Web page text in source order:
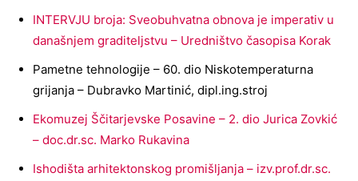
INTERVJU broja: Sveobuhvatna obnova je imperativ u
današnjem graditeljstvu – Uredništvo časopisa Korak
Pametne tehnologije – 60. dio Niskotemperaturna
grijanja – Dubravko Martinić, dipl.ing.stroj
Ekomuzej Ščitarjevske Posavine – 2. dio Jurica Zovkić
– doc.dr.sc. Marko Rukavina
Ishodišta arhitektonskog promišljanja – izv.prof.dr.sc.